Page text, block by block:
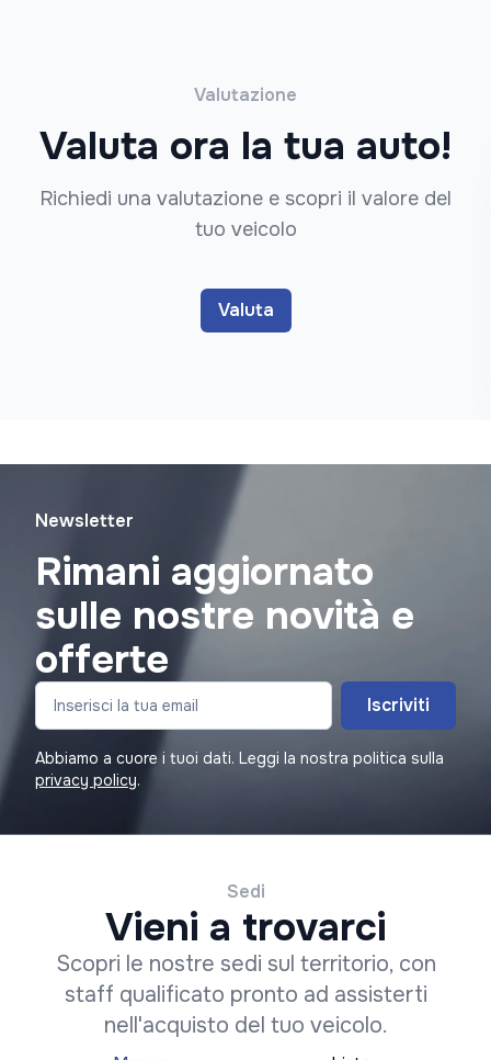
Valutazione
Valuta ora la tua auto!
Richiedi una valutazione e scopri il valore del
tuo veicolo
Valuta
Newsletter
Rimani aggiornato
sulle nostre novità e
offerte
Iscriviti
Abbiamo a cuore i tuoi dati. Leggi la nostra politica sulla
privacy policy.
Sedi
Vieni a trovarci
Scopri le nostre sedi sul territorio, con
staff qualificato pronto ad assisterti
nell'acquisto del tuo veicolo.